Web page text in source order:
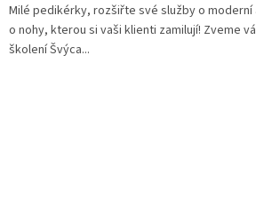
Milé pedikérky, rozšiřte své služby o
o nohy, kterou si vaši klienti zamilují! Zveme
školení Švýca...